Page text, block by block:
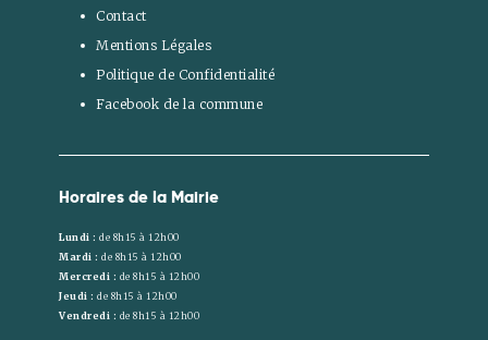
Contact
Mentions Légales
Politique de Confidentialité
Facebook de la commune
Horaires de la Mairie
Lundi : de 8h15 à 12h00
Mardi : de 8h15 à 12h00
Mercredi : de 8h15 à 12h00
Jeudi : de 8h15 à 12h00
Vendredi : de 8h15 à 12h00